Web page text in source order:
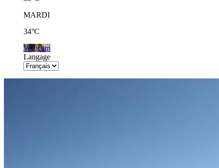
MARDI
34°C
Webcam
Langage